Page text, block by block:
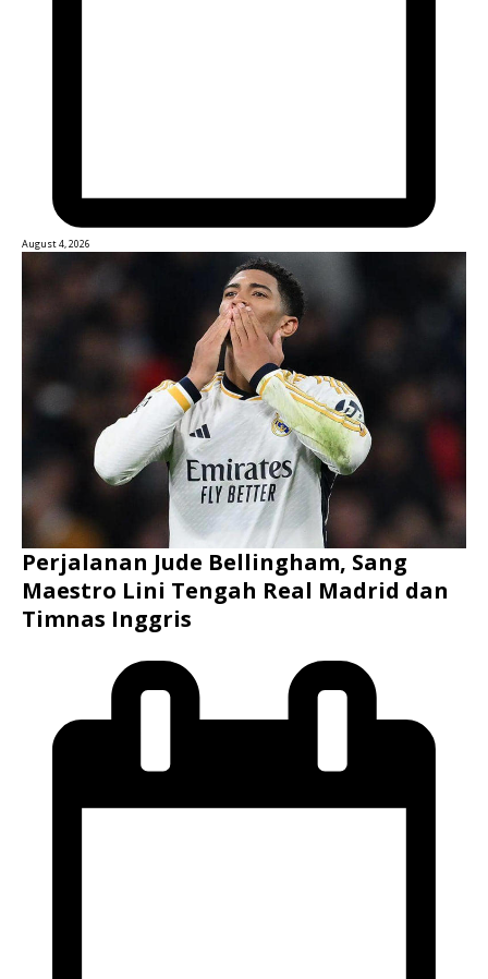
August 4, 2026
Perjalanan Jude Bellingham, Sang
Maestro Lini Tengah Real Madrid dan
Timnas Inggris